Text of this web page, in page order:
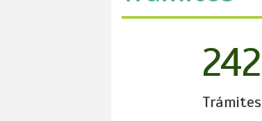
aquí
242
Trámites